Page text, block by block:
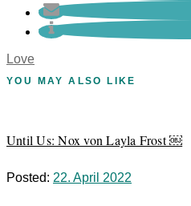
Love
YOU MAY ALSO LIKE
Until Us: Nox von Layla Frost ￼
Posted: 22. April 2022